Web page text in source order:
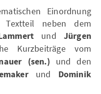
Einordnung
Textteil neben dem
und Jürgen
Kurzbeiträge vom
(sen.) und den
und Dominik